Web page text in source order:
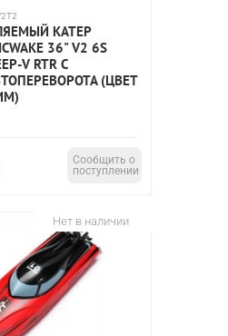
КАТЕР
36" V2 6S
V RTR C
(ЦВЕТ
Сообщить о
поступлении
Нет в наличии